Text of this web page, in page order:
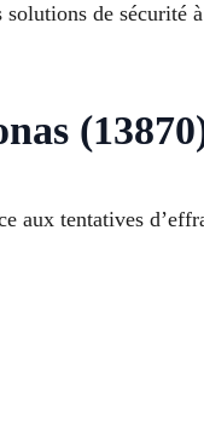
de sécurité
aux tentatives